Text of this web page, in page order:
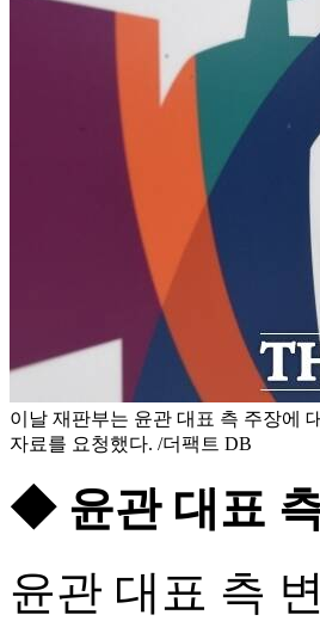
이날 재판부는 윤관 대표 측 주장에
자료를 요청했다. /더팩트 DB
◆ 윤관 대표
윤관 대표 측